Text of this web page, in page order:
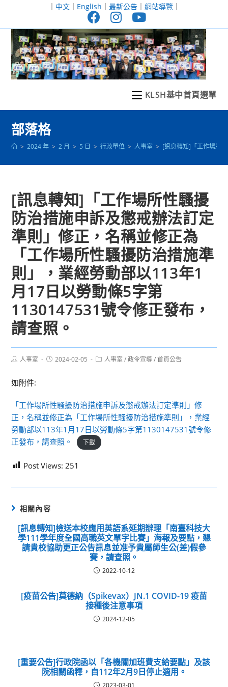
至
｜ 中文｜ English ｜ 最新公告｜ 網站導覽｜
KLSH基中首頁選單
部落格
> 2024 年 > 2 月 > 5 日 > 行政單位 > 人事室 > [訊息轉知]「工作場所
[訊息轉知]「工作場所性騷擾
防治措施申訴及懲戒辦法訂定
準則」修正，名稱並修正為
「工作場所性騷擾防治措施準
則」，業經勞動部以113年1
月17日以勞動條5字第
1130147531號令修正發布，
請查照。
Post人事室
Post2024-02-05
Post人事室 / 政令宣導 / 首頁公告
如附件:
「工作場所性騷擾防治措施申訴及懲戒辦法訂定準則」修
正，名稱並修正為「工作場所性騷擾防治措施準則」，業經
勞動部以113年1月17日以勞動條5字第1130147531號令修
正發布，請查照。
下載
Post Views: 251
相關內容
[訊息轉知]檢送本校應用英語系延期辦理「南臺科技大
學111學年度全國高職英文單字比賽」海報及要點，懇
請貴校協助更正公告訊息並准予貴屬師生公(差)假參
賽，請查照。
2022-10-12
[疫苗公告]莫德納（Spikevax）JN.1 COVID-19 疫苗
接種後注意事項
2024-12-05
[重要公告]行政院函以「各機關加班費支給要點」及該
院相關函釋，自112年2月9日停止適用。
2023-03-01